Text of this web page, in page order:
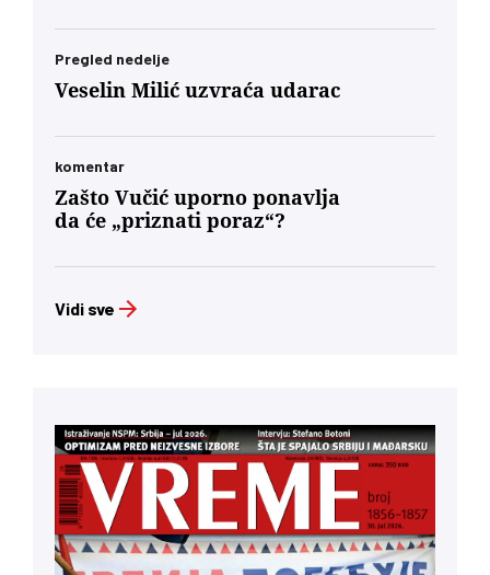
Pregled nedelje
Veselin Milić uzvraća udarac
komentar
Zašto Vučić uporno ponavlja
da će „priznati poraz“?
Vidi sve